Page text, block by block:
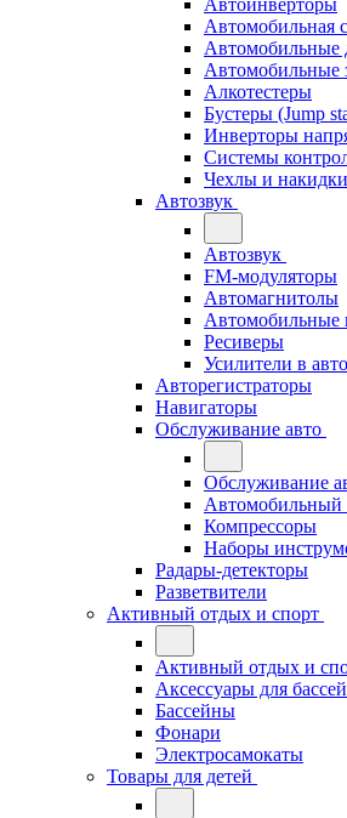
Автоинверторы
Автомобильная
Автомобильные
Автомобильные
Алкотестеры
Бустеры (Jump
Инверторы
Системы
Чехлы и
Автозвук
Автозвук
FM-модуляторы
Автомагнитолы
Автомобильные
Ресиверы
Усилители в авто
Авторегистраторы
Навигаторы
Обслуживание авто
Обслуживание
Автомобильный
Компрессоры
Наборы
Радары-детекторы
Разветвители
Активный отдых и спорт
Активный отдых и
Аксессуары для
Бассейны
Фонари
Электросамокаты
Товары для детей